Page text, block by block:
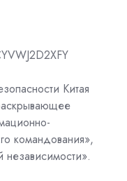
Китая
командования»,
независимости».